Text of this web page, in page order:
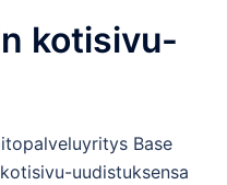
kotisivu-
Base
uudistuksensa